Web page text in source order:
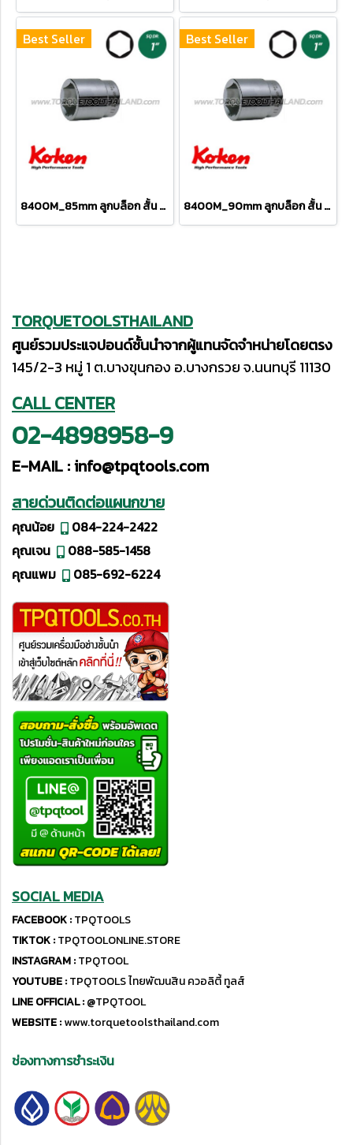
Best Seller
8400M_85mm ลูกบล็อก สั้น 6P (SQ.DR 1") Hand Sockets
Best Seller
8400M_90mm ลูกบล็อก สั้น 6P (SQ.DR 1") Hand Sockets
TORQUETOOLSTHAILAND
ศูนย์รวมประแจปอนด์ชั้นนำจากผู้แทนจัดจำหน่ายโดยตรง
145/2-3 หมู่ 1 ต.บางขุนกอง อ.บางกรวย จ.นนทบุรี 11130
CALL CENTER
02-4898958-9
E-MAIL :info@tpqtools.com
สายด่วนติดต่อแผนกขาย
คุณน้อย
084-224-2422
คุณเจน
088-585-1458
คุณแพม
085-692-6224
SOCIAL MEDIA
FACEBOOK :TPQTOOLS
TIKTOK :TPQTOOLONLINE.STORE
INSTAGRAM :TPQTOOL
YOUTUBE :TPQTOOLS ไทยพัฒนสิน ควอลิตี้ ทูลส์
LINE OFFICIAL :@TPQTOOL
WEBSITE :www.torquetoolsthailand.com
ช่องทางการชำระเงิน